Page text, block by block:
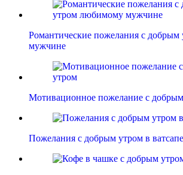
Романтические пожелания с
мужчине
Мотивационное пожелание с
Пожелания с добрым утром в ватсапе